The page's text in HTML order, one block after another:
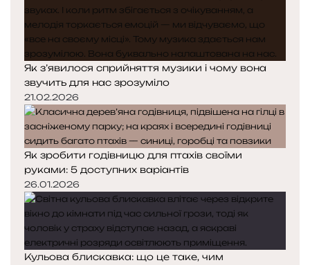
Як з’явилося сприйняття музики і чому вона
звучить для нас зрозуміло
21.02.2026
Як зробити годівницю для птахів своїми
руками: 5 доступних варіантів
26.01.2026
Кульова блискавка: що це таке, чим